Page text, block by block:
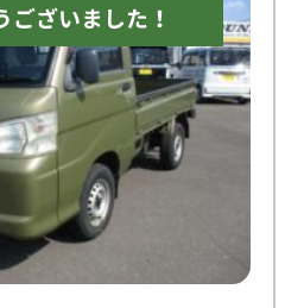
ございました！